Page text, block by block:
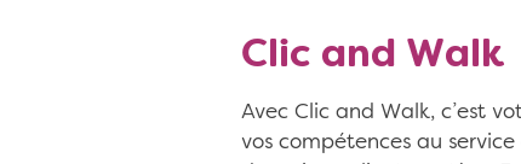
Clic and Walk
Avec Clic and Walk, c’est
vos compétences au